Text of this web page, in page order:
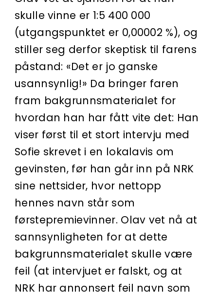
skulle vinne er 1:5 400 000
(utgangspunktet er 0,00002 %), og
stiller seg derfor skeptisk til farens
påstand: «Det er jo ganske
usannsynlig!» Da bringer faren
fram bakgrunnsmaterialet for
hvordan han har fått vite det: Han
viser først til et stort intervju med
Sofie skrevet i en lokalavis om
gevinsten, før han går inn på NRK
sine nettsider, hvor nettopp
hennes navn står som
førstepremievinner. Olav vet nå at
sannsynligheten for at dette
bakgrunns­materialet skulle være
feil (at intervjuet er falskt, og at
NRK har annonsert feil navn som